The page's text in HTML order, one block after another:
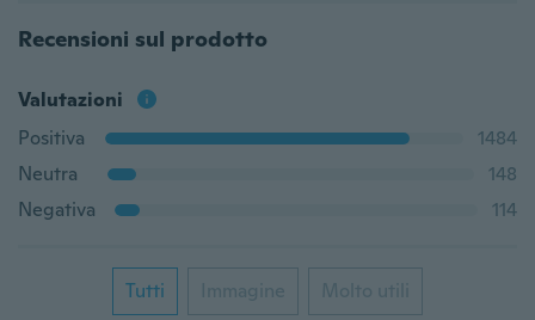
Recensioni sul prodotto
Valutazioni
Positiva
1484
Neutra
148
Negativa
114
Tutti Immagine Molto utili